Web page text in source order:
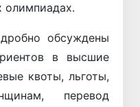
олимпиадах.
обсуждены
в высшие
квоты, льготы,
перевод